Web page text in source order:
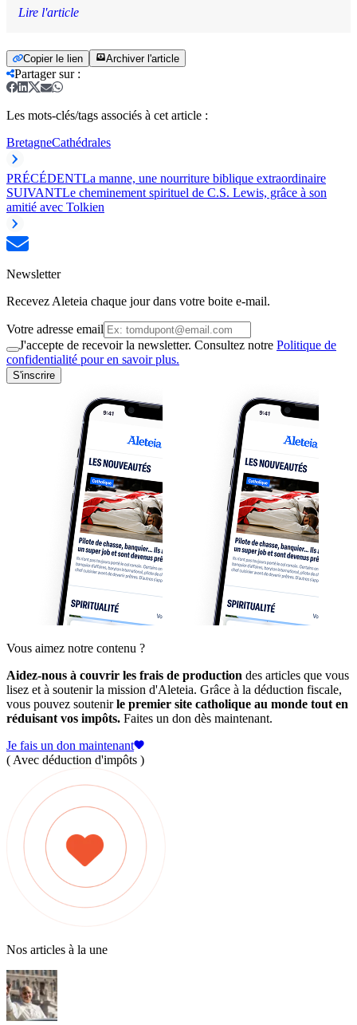
Lire l'article
Copier le lien Archiver l'article
Partager sur:
Les mots-clés/tags associés à cet article :
BretagneCathédrales
PRÉCÉDENTLa manne, une nourriture biblique extraordinaire
SUIVANTLe cheminement spirituel de C.S. Lewis, grâce à son
amitié avec Tolkien
Newsletter
Recevez Aleteia chaque jour dans votre boite e-mail.
Votre adresse email
J'accepte de recevoir la newsletter. Consultez notre Politique de
confidentialité pour en savoir plus.
S'inscrire
Vous aimez notre contenu ?
Aidez-nous à couvrir les frais de production des articles que vous
lisez et à soutenir la mission d'Aleteia. Grâce à la déduction fiscale,
vous pouvez soutenirle premier site catholique au monde tout en
réduisant vos impôts. Faites un don dès maintenant.
Je fais un don maintenant
( Avec déduction d'impôts )
Nos articles à la une